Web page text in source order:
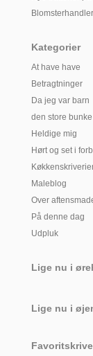
Kategorier
At have have
Betragtninger
Da jeg var barn
den store bunke
Heldige mig
Hørt og set i
Maleblog
Over
På denne dag
Udpluk
Lige nu i
Lige nu i